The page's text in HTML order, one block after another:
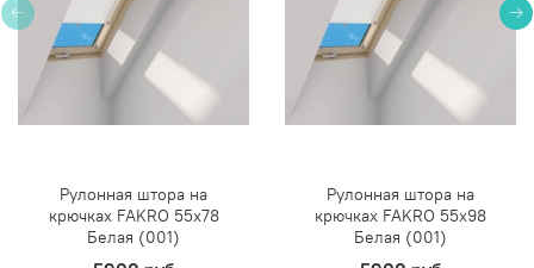
Рулонная штора на
крючках FAKRO 55х78
Белая (001)
Рулонная штора на
крючках FAKRO 55х98
Белая (001)